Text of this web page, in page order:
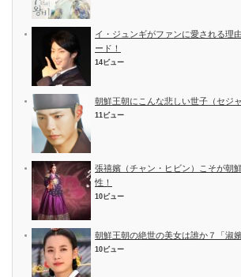
イ・ジュンギがファンに愛される理
ード！
14ビュー
朝鮮王朝にこんな悲しい世子（セジ
11ビュー
張禧嬪（チャン・ヒビン）こそが朝
性！
10ビュー
朝鮮王朝の絶世の美女は誰か７「淑
10ビュー